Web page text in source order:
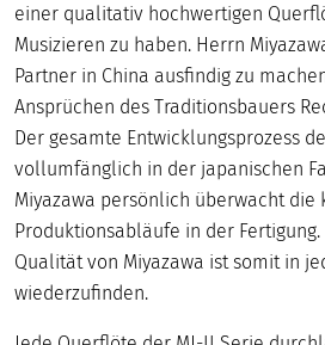
einer qualitativ hochwertigen
Musizieren zu haben. Herrn
Partner in China ausfindig zu
Ansprüchen des Traditionsbauers
Der gesamte Entwicklungsprozess
vollumfänglich in der japanischen
Miyazawa persönlich überwacht die
Produktionsabläufe in der
Qualität von Miyazawa ist somit in
wiederzufinden.